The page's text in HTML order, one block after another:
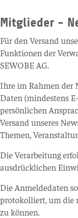
Mitglieder -
Für den Versand
Funktionen der
SEWOBE AG.
Ihre im Rahmen der
Daten (mindestens
persönlichen
Versand unseres
Themen,
Die Verarbeitung
ausdrücklichen
Die Anmeldedaten
protokolliert, um die
zu können.